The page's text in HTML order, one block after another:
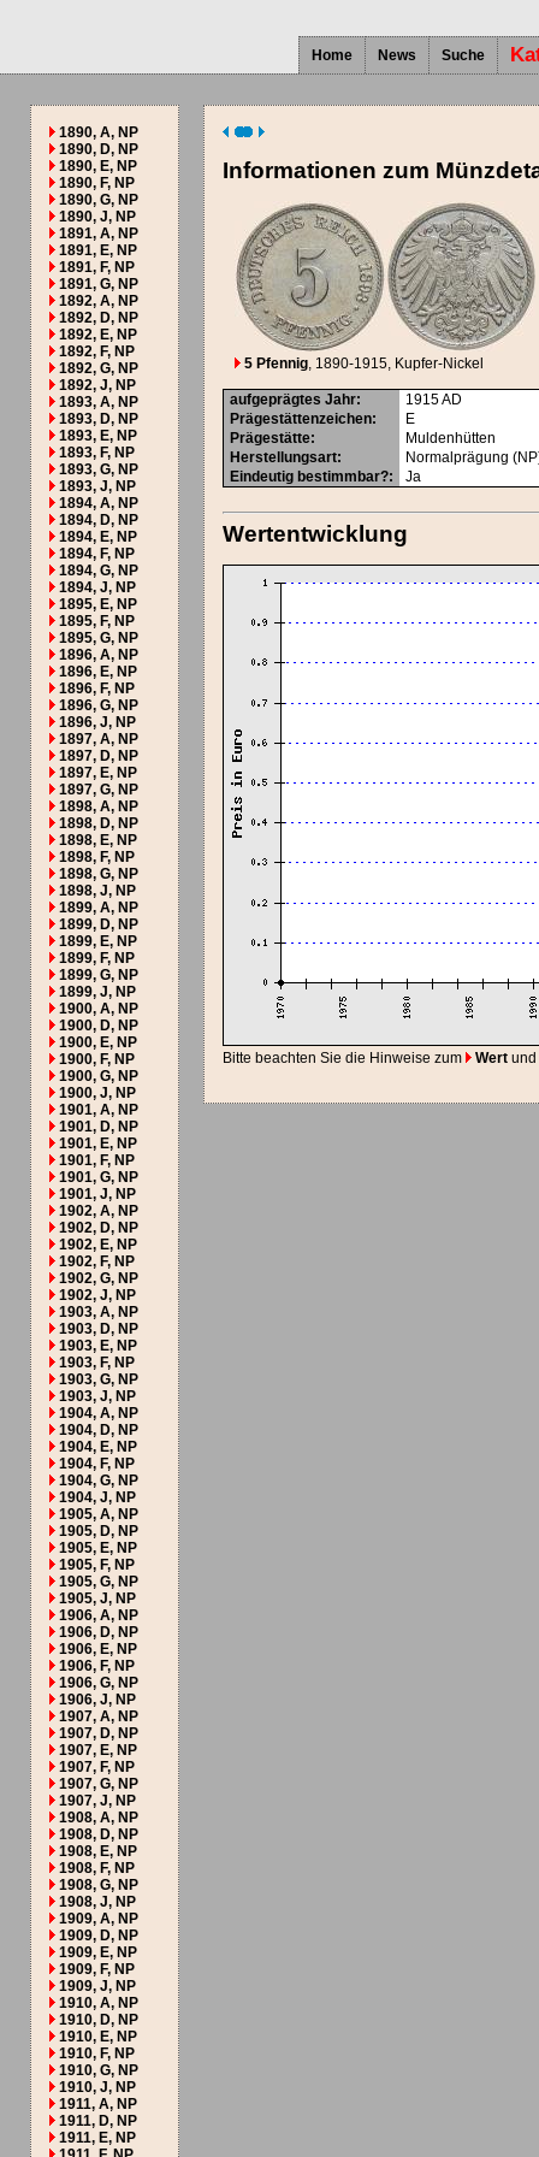
Home News Suche
1890, A, NP
1890, D, NP
1890, E, NP
1890, F, NP
1890, G, NP
1890, J, NP
1891, A, NP
1891, E, NP
1891, F, NP
1891, G, NP
1892, A, NP
1892, D, NP
1892, E, NP
1892, F, NP
1892, G, NP
1892, J, NP
1893, A, NP
1893, D, NP
1893, E, NP
1893, F, NP
1893, G, NP
1893, J, NP
1894, A, NP
1894, D, NP
1894, E, NP
1894, F, NP
1894, G, NP
1894, J, NP
1895, E, NP
1895, F, NP
1895, G, NP
1896, A, NP
1896, E, NP
1896, F, NP
1896, G, NP
1896, J, NP
1897, A, NP
1897, D, NP
1897, E, NP
1897, G, NP
1898, A, NP
1898, D, NP
1898, E, NP
1898, F, NP
1898, G, NP
1898, J, NP
1899, A, NP
1899, D, NP
1899, E, NP
1899, F, NP
1899, G, NP
1899, J, NP
1900, A, NP
1900, D, NP
1900, E, NP
1900, F, NP
1900, G, NP
1900, J, NP
1901, A, NP
1901, D, NP
1901, E, NP
1901, F, NP
1901, G, NP
1901, J, NP
1902, A, NP
1902, D, NP
1902, E, NP
1902, F, NP
1902, G, NP
1902, J, NP
1903, A, NP
1903, D, NP
1903, E, NP
1903, F, NP
1903, G, NP
1903, J, NP
1904, A, NP
1904, D, NP
1904, E, NP
1904, F, NP
1904, G, NP
1904, J, NP
1905, A, NP
1905, D, NP
1905, E, NP
1905, F, NP
1905, G, NP
1905, J, NP
1906, A, NP
1906, D, NP
1906, E, NP
1906, F, NP
1906, G, NP
1906, J, NP
1907, A, NP
1907, D, NP
1907, E, NP
1907, F, NP
1907, G, NP
1907, J, NP
1908, A, NP
1908, D, NP
1908, E, NP
1908, F, NP
1908, G, NP
1908, J, NP
1909, A, NP
1909, D, NP
1909, E, NP
1909, F, NP
1909, J, NP
1910, A, NP
1910, D, NP
1910, E, NP
1910, F, NP
1910, G, NP
1910, J, NP
1911, A, NP
1911, D, NP
1911, E, NP
Informationen zum
5 Pfennig, 1890-1915, Kupfer-Nickel
aufgeprägtes Jahr: 1915AD
Prägestättenzeichen:
E
Prägestätte:
Muldenhütten
Herstellungsart:
Normalprägung
Eindeutig bestimmbar?: Ja
Wertentwicklung
Bitte beachten Sie die Hinweise zum Wert